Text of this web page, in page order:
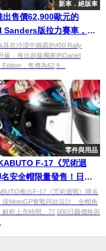
新車．絕版車
出售價62,900歐元的
Sanders版拉力賽車，全
5輛
其在沙漠中稱霸的450 Rally
級，推出超級獨家的Daniel
，售價為62,9...
零件與用品
F-17《咒術迴
安全帽限量發售！日本
整規格公開
推出F-17《咒術迴戰》聯名
採MotoGP實戰同款設計、全帽角
解析上市時間、77,000日圓價格與